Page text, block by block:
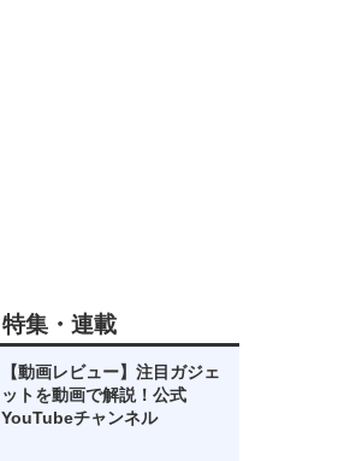
特集・連載
【動画レビュー】注目ガジェ
ットを動画で解説！公式
YouTubeチャンネル